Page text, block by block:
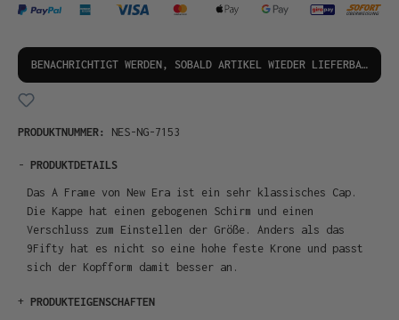
BENACHRICHTIGT WERDEN, SOBALD ARTIKEL WIEDER LIEFERBAR IST!
PRODUKTNUMMER: NES-NG-7153
- PRODUKTDETAILS
Das A Frame von New Era ist ein sehr klassisches Cap.
Die Kappe hat einen gebogenen Schirm und einen
Verschluss zum Einstellen der Größe. Anders als das
9Fifty hat es nicht so eine hohe feste Krone und passt
sich der Kopfform damit besser an.
+ PRODUKTEIGENSCHAFTEN